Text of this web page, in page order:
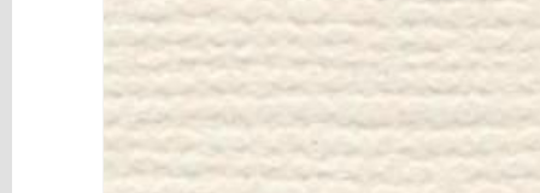
Pinturas
Mediums
Máquinas